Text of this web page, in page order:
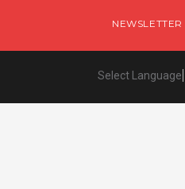
NEWSLETTER
Select Language